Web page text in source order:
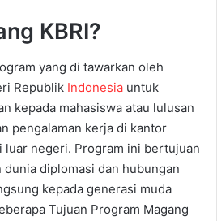
KBRI?
yang di tawarkan oleh
Republik Indonesia untuk
kepada mahasiswa atau lulusan
pengalaman kerja di kantor
luar negeri. Program ini bertujuan
diplomasi dan hubungan
kepada generasi muda
Tujuan Program Magang